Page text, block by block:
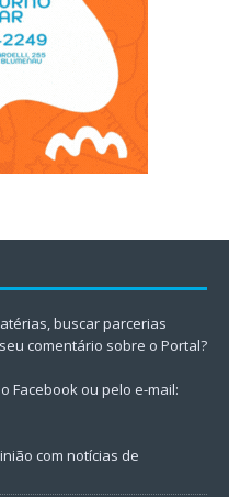
buscar parcerias
comentário sobre o Portal?
Facebook ou pelo e-mail:
com notícias de